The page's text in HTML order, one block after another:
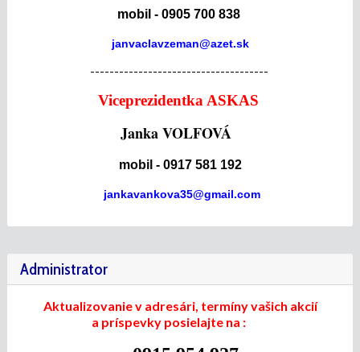
mobil - 0905 700 838
janvaclavzeman@azet.sk
-------------------------------------
Viceprezidentka ASKAS
Janka VOLFOVÁ
mobil - 0917 581 192
jankavankova35@gmail.com
Administrator
Aktualizovanie v adresári, termíny vašich akcií
a príspevky posielajte na :